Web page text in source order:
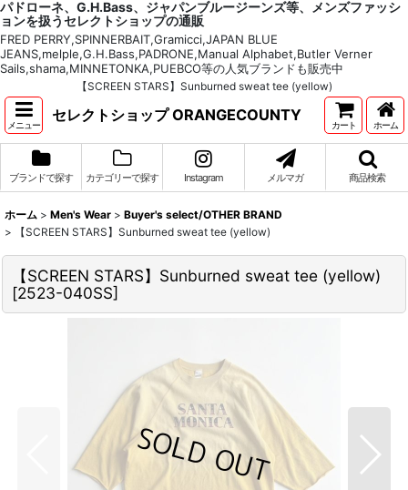
パドローネ、G.H.Bass、ジャパンブルージーンズ等、メンズファッシ
ョンを扱うセレクトショップの通販
FRED PERRY,SPINNERBAIT,Gramicci,JAPAN BLUE
JEANS,melple,G.H.Bass,PADRONE,Manual Alphabet,Butler Verner
Sails,shama,MINNETONKA,PUEBCO等の人気ブランドも販売中
【SCREEN STARS】Sunburned sweat tee (yellow)
メニュー
セレクトショップ ORANGECOUNTY
カート ホーム
ブランドで探す カテゴリーで探す Instagram メルマガ 商品検索
ホーム > Men's Wear > Buyer's select/OTHER BRAND
>
【SCREEN STARS】Sunburned sweat tee (yellow)
【SCREEN STARS】Sunburned sweat tee (yellow)
[2523-040SS]